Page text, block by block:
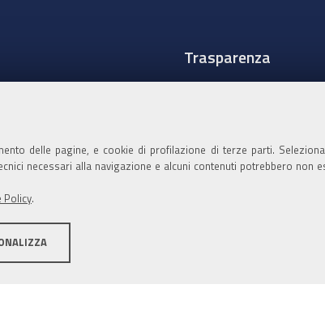
delle pagine, e cookie di profilazione di terze parti.
necessari alla navigazione e alcuni contenuti potrebbero non
Policy
Trasparenza
Pubblicità Legale